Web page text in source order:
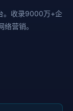
。收录9000万+企
营销。